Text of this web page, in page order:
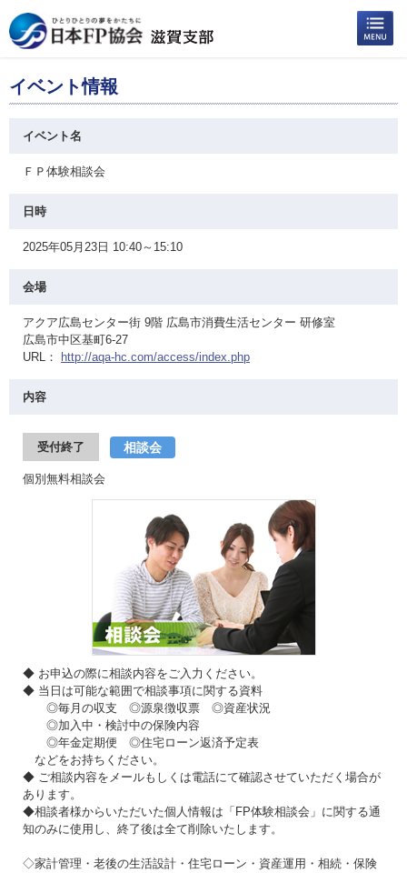
イベント情報
イベント名
ＦＰ体験相談会
日時
2025年05月23日 10:40～15:10
会場
アクア広島センター街 9階 広島市消費生活センター 研修室
広島市中区基町6-27
URL：
http://aqa-hc.com/access/index.php
内容
受付終了 相談会
個別無料相談会
◆ お申込の際に相談内容をご入力ください。
◆ 当日は可能な範囲で相談事項に関する資料
◎毎月の収支 ◎源泉徴収票 ◎資産状況
◎加入中・検討中の保険内容
◎年金定期便 ◎住宅ローン返済予定表
などをお持ちください。
◆ ご相談内容をメールもしくは電話にて確認させていただく場合が
あります。
◆相談者様からいただいた個人情報は「FP体験相談会」に関する通
知のみに使用し、終了後は全て削除いたします。
◇家計管理・老後の生活設計・住宅ローン・資産運用・相続・保険